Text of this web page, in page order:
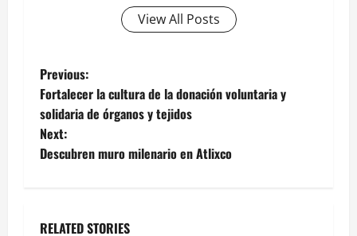
View All Posts
Post
navigation
Previous:
Fortalecer la cultura de la donación voluntaria y
solidaria de órganos y tejidos
Next:
Descubren muro milenario en Atlixco
RELATED STORIES